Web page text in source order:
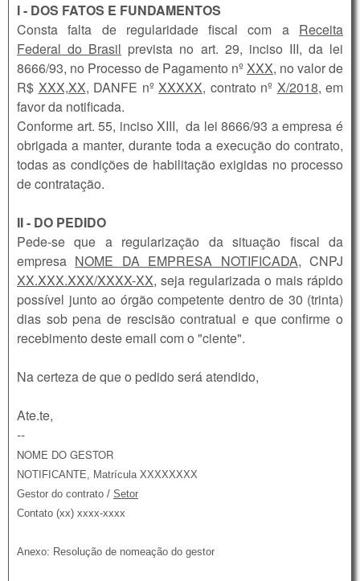
I - DOS FATOS E FUNDAMENTOS
Consta falta de regularidade fiscal com a Receita
Federal do Brasil prevista no art. 29, inciso III, da lei
8666/93, no Processo de Pagamento nº XXX, no valor de
R$ XXX,XX, DANFE nº XXXXX, contrato nº X/2018, em
favor da notificada.
Conforme art. 55, inciso XIII, da lei 8666/93 a empresa é
obrigada a manter, durante toda a execução do contrato,
todas as condições de habilitação exigidas no processo
de contratação.
II - DO PEDIDO
Pede-se que a regularização da situação fiscal da
empresa NOME DA EMPRESA NOTIFICADA, CNPJ
XX.XXX.XXX/XXXX-XX, seja regularizada o mais rápido
possível junto ao órgão competente dentro de 30 (trinta)
dias sob pena de rescisão contratual e que confirme o
recebimento deste email com o "ciente".
Na certeza de que o pedido será atendido,
Ate.te,
--
NOME DO GESTOR
NOTIFICANTE, Matrícula XXXXXXXX
Gestor do contrato / Setor
Contato (xx) xxxx-xxxx
Anexo: Resolução de nomeação do gestor